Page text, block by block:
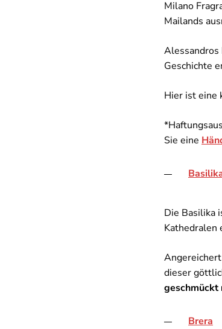
Milano
Mailands
Alessandros
Geschichte
Hier ist eine
Sie eine
Die Basilika
Kathedralen
dieser
geschmückt
Brera